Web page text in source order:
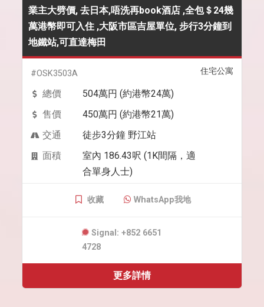
業主大劈價, 去日本,唔洗再book酒店 ,全包＄24幾
萬港幣即可入住 ,大阪市區吉屋單位, 步行3分鐘到
地鐵站,可直達梅田
住宅公寓
#OSK3503A
總價
504萬円 (約港幣24萬)
售價
450萬円 (約港幣21萬)
交通
徒步3分鐘 野江站
面積
室內 186.43呎 (1K間隔，適
合單身人士)
收藏 WhatsApp我地
Signal: +852 6651
4728
更多詳情